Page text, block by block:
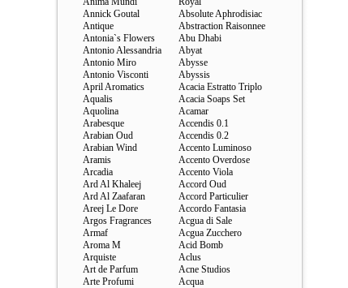
Annick Goutal
Antique
Antonia`s Flowers
Antonio Alessandria
Antonio Miro
Antonio Visconti
April Aromatics
Aqualis
Aquolina
Arabesque
Arabian Oud
Arabian Wind
Aramis
Arcadia
Ard Al Khaleej
Ard Al Zaafaran
Areej Le Dore
Argos Fragrances
Armaf
Aroma M
Arquiste
Art de Parfum
Arte Profumi
Absolute Aphrodisiac
Abstraction Raisonnee
Abu Dhabi
Abyat
Abysse
Abyssis
Acacia Estratto Triplo
Acacia Soaps Set
Acamar
Accendis 0.1
Accendis 0.2
Accento Luminoso
Accento Overdose
Accento Viola
Accord Oud
Accord Particulier
Accordo Fantasia
Acgua di Sale
Acgua Zucchero
Acid Bomb
Aclus
Acne Studios
Acqua